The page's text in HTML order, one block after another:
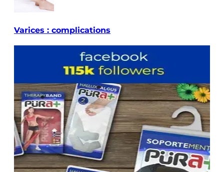
Varices : complications